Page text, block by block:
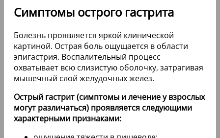
Симптомы острого гастрита
Болезнь проявляется яркой клинической
картиной. Острая боль ощущается в области
эпигастрия. Воспалительный процесс
охватывает всю слизистую оболочку, затрагивая
мышечный слой желудочных желез.
Острый гастрит (симптомы и лечение у взрослых
могут различаться) проявляется следующими
характерными признаками: